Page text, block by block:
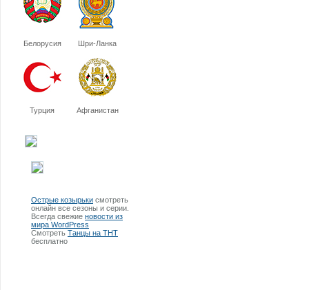
Белорусия Шри-Ланка
Турция Афганистан
Острые козырьки смотреть
онлайн все сезоны и серии.
Всегда свежие новости из
мира WordPress
Смотреть Танцы на ТНТ
бесплатно